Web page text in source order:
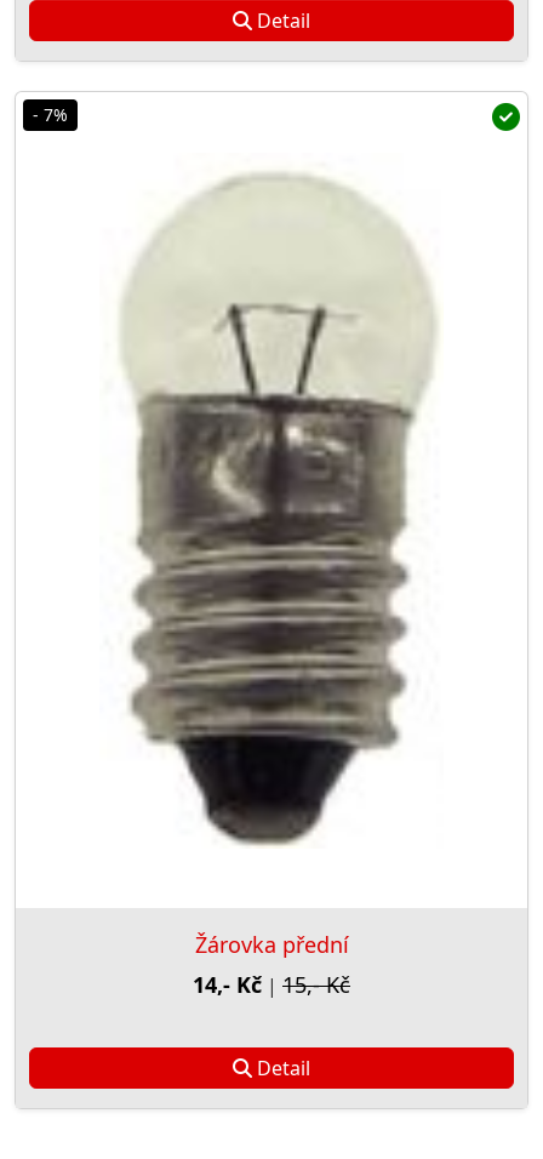
Detail
- 7%
Žárovka přední
14,- Kč | 15,- Kč
Detail